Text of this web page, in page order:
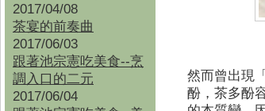
2017/04/08
茶宴的前奏曲
2017/06/03
跟著池宗憲吃美食--烹
調入口的二元
2017/06/04
然而曾出現
酚，茶多酚